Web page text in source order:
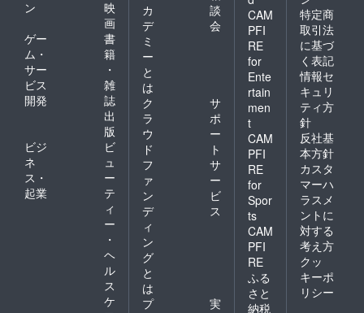
ン
映
画
ゲー
ム・
サー
ビス
開発
書
籍
・
雑
誌
出
版
ビジ
ネ
ス・
起業
ビ
ュ
ー
テ
ィ
ー
・
ヘ
ル
ス
ケ
カ
デ
ミ
ー
と
は
談
会
ク
ラ
ウ
ド
フ
ァ
ン
デ
ィ
ン
グ
と
は
サ
ポ
ー
ト
サ
ー
ビ
ス
プ
実
CAM
PFI
RE
for
Ente
rtain
men
t
CAM
PFI
RE
for
Spor
ts
CAM
PFI
RE
ふる
さと
納税
特定商
取引法
に基づ
く表記
情報セ
キュリ
ティ方
針
反社基
本方針
カスタ
マーハ
ラスメ
ントに
対する
考え方
クッ
キーポ
リシー